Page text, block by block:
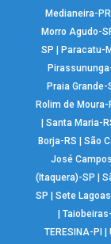
Medianeira-PR
Morro Agudo-
SP
Paracatu-
Praia Grande-
Rolim de Moura-
|Santa Maria-
Borja-RS
|São
José
(Itaquera)-SP
|
SP
|Sete
TERESINA-PI
|